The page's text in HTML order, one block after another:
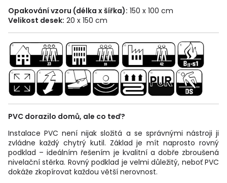
Opakování vzoru (délka x šířka): 150 x 100 cm
Velikost desek: 20 x 150 cm
PVC dorazilo domů, ale co teď?
Instalace PVC není nijak složitá a se správnými nástroji ji
zvládne každý chytrý kutil. Základ je mít naprosto rovný
podklad – ideálním řešením je kvalitní a dobře zbroušená
nivelační stěrka. Rovný podklad je velmi důležitý, neboť PVC
dokáže zkopírovat každou větší nerovnost.